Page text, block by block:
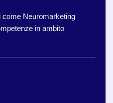
Neuromarketing
in ambito